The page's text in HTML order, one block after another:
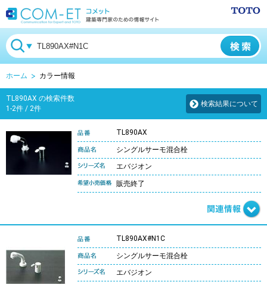
ホーム カラー情報
TL890AX の検索件数
1-2件 / 2件
検索結果について
TL890AX
シングルサーモ混合栓
エバジオン
販売終了
TL890AX#N1C
シングルサーモ混合栓
エバジオン